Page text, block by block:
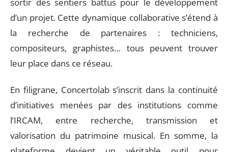
d’un projet. Cette dynamique collaborative s’étend à
la recherche de partenaires : techniciens,
compositeurs, graphistes… tous peuvent trouver
leur place dans ce réseau.
En filigrane, Concertolab s’inscrit dans la continuité
d’initiatives menées par des institutions comme
l’IRCAM, entre recherche, transmission et
valorisation du patrimoine musical. En somme, la